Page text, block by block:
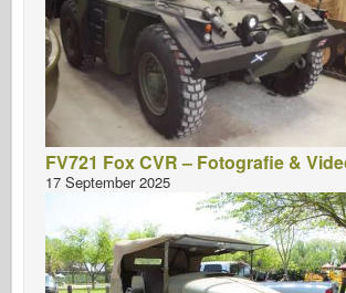
FV721 Fox CVR – Fotografie &
17 September 2025